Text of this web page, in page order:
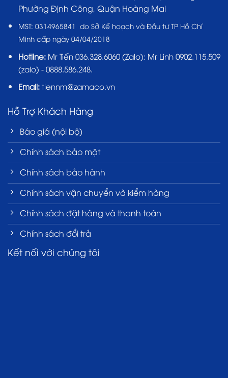
Phường Định Công, Quận Hoàng Mai
MST: 0314965841 do Sở Kế hoạch và Đầu tư TP Hồ Chí
Minh cấp ngày 04/04/2018
Hotline: Mr Tiến 036.328.6060(Zalo); Mr Linh 0902.115.509
(zalo) - 0888.586.248.
Email:tiennm@zamaco.vn
Hỗ Trợ Khách Hàng
Báo giá (nội bộ)
Chính sách bảo mật
Chính sách bảo hành
Chính sách vận chuyển và kiểm hàng
Chính sách đặt hàng và thanh toán
Chính sách đổi trả
Kết nối với chúng tôi